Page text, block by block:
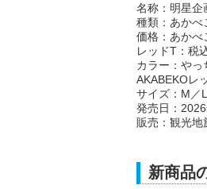
名称：明星企
種類：あかべ
価格：あかべ
レッドT：税
カラー：やっ
AKABEKOレ
サイズ：M／
発売日：
販売：観光
新商品